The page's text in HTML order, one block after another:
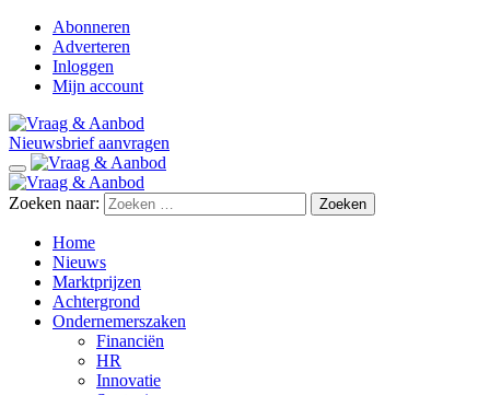
Abonneren
Adverteren
Inloggen
Mijn account
Nieuwsbrief aanvragen
Zoeken naar:
Home
Nieuws
Marktprijzen
Achtergrond
Ondernemerszaken
Financiën
HR
Innovatie